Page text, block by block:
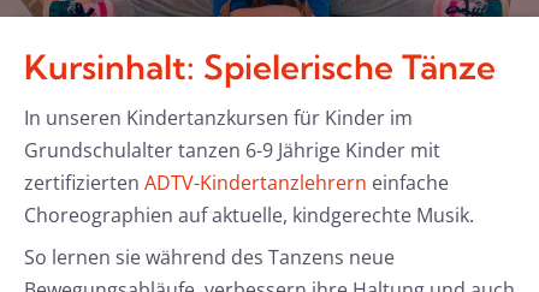
Kursinhalt: Spielerische Tänze
In unseren Kindertanzkursen für Kinder im
Grundschulalter tanzen 6-9 Jährige Kinder mit
zertifizierten ADTV-Kindertanzlehrern einfache
Choreographien auf aktuelle, kindgerechte Musik.
So lernen sie während des Tanzens neue